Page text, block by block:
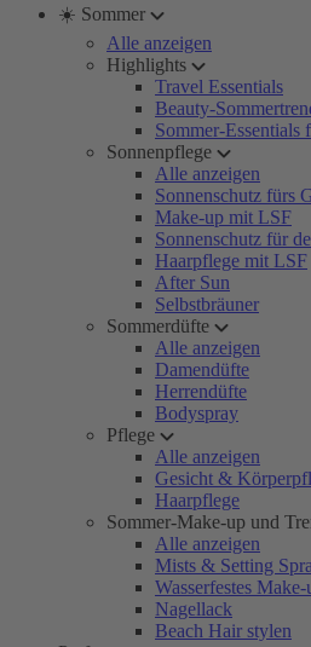
☀️ Sommer
Alle anzeigen
Highlights
Travel Essentials
Beauty-
Sommer-Essentials
Sonnenpflege
Alle anzeigen
Sonnenschutz fürs
Make-up mit LSF
Sonnenschutz für
Haarpflege mit LSF
After Sun
Selbstbräuner
Sommerdüfte
Alle anzeigen
Damendüfte
Herrendüfte
Bodyspray
Pflege
Alle anzeigen
Gesicht &
Haarpflege
Sommer-Make-up und
Alle anzeigen
Mists & Setting
Wasserfestes Make-
Nagellack
Beach Hair stylen